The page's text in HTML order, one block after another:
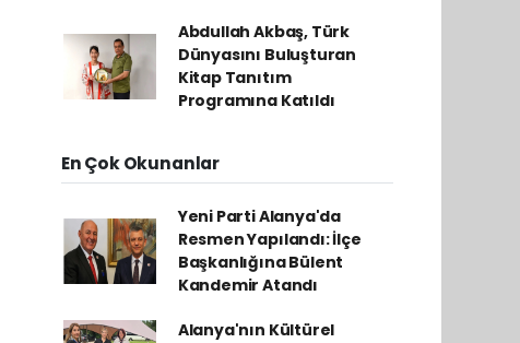
Abdullah Akbaş, Türk
Dünyasını Buluşturan
Kitap Tanıtım
Programına Katıldı
En Çok Okunanlar
Yeni Parti Alanya'da
Resmen Yapılandı: İlçe
Başkanlığına Bülent
Kandemir Atandı
Alanya'nın Kültürel